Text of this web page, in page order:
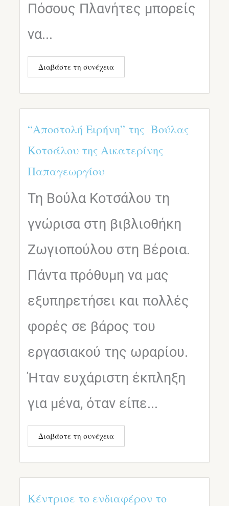
Πόσους Πλανήτες μπορείς
να...
Διαβάστε τη συνέχεια
“Αποστολή Ειρήνη” της Βούλας
Κοτσάλου της Αικατερίνης
Παπαγεωργίου
Τη Βούλα Κοτσάλου τη
γνώρισα στη βιβλιοθήκη
Ζωγιοπούλου στη Βέροια.
Πάντα πρόθυμη να μας
εξυπηρετήσει και πολλές
φορές σε βάρος του
εργασιακού της ωραρίου.
Ήταν ευχάριστη έκπληξη
για μένα, όταν είπε...
Διαβάστε τη συνέχεια
Κέντρισε το ενδιαφέρον το